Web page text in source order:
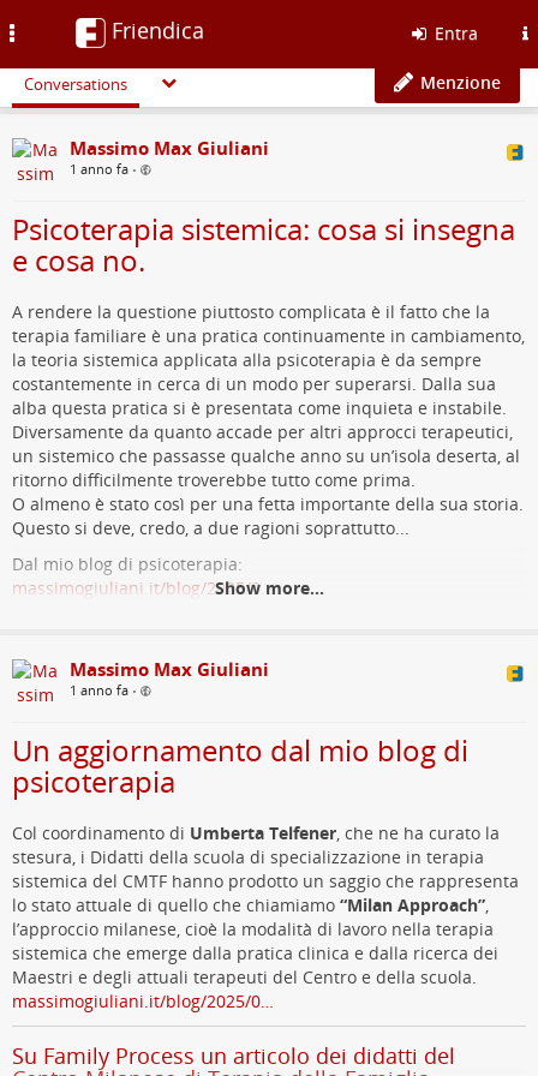
Friendica Entra
Conversations Menzione
Massimo Max Giuliani
1 anno fa •
Psicoterapia sistemica: cosa si insegna
e cosa no.
A rendere la questione piuttosto complicata è il fatto che la
terapia familiare è una pratica continuamente in cambiamento,
la teoria sistemica applicata alla psicoterapia è da sempre
costantemente in cerca di un modo per superarsi. Dalla sua
alba questa pratica si è presentata come inquieta e instabile.
Diversamente da quanto accade per altri approcci terapeutici,
un sistemico che passasse qualche anno su un’isola deserta, al
ritorno difficilmente troverebbe tutto come prima.
O almeno è stato così per una fetta importante della sua storia.
Questo si deve, credo, a due ragioni soprattutto...
Dal mio blog di psicoterapia:
massimogiuliani.it/blog/2025/0…
note su integrazioni ed eclettismi) - Corpi che
parlano, il blog
"La terapia familiare ha senza dubbio cambiato notevolmente le
pratiche di salute mentale, ma in qualche modo ha perso per strada
gran parte dell'antica eccitazione (...) Che ne è stato di quell'idea
straordinariamente nuova, di quell'audace salto
massimo giuliani (Corpi che parlano, il blog)
Show more...
Massimo Max Giuliani
1 anno fa •
Un aggiornamento dal mio blog di
psicoterapia
Col coordinamento di Umberta Telfener, che ne ha curato la
stesura, i Didatti della scuola di specializzazione in terapia
sistemica del CMTF hanno prodotto un saggio che rappresenta
lo stato attuale di quello che chiamiamo “Milan Approach”,
l’approccio milanese, cioè la modalità di lavoro nella terapia
sistemica che emerge dalla pratica clinica e dalla ricerca dei
Maestri e degli attuali terapeuti del Centro e della scuola.
massimogiuliani.it/blog/2025/0…
Su Family Process un articolo dei didatti del